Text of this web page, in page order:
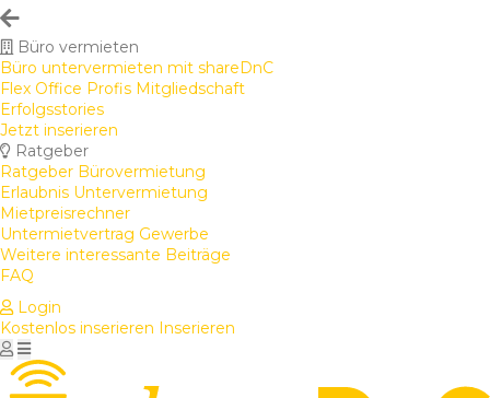
Büro vermieten
Büro untervermieten mit shareDnC
Flex Office Profis Mitgliedschaft
Erfolgsstories
Jetzt inserieren
Ratgeber
Ratgeber Bürovermietung
Erlaubnis Untervermietung
Mietpreisrechner
Untermietvertrag Gewerbe
Weitere interessante Beiträge
FAQ
Login
Kostenlos inserieren Inserieren